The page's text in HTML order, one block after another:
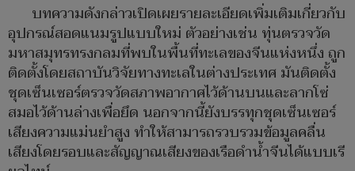
บทความดังกล่าวเปิดเผยรายละเอียดเพิ่มเติมเกี่ยวกับ
อุปกรณ์สอดแนมรูปแบบใหม่ ตัวอย่างเช่น ทุ่นตรวจวัด
มหาสมุทรทรงกลมที่พบในพื้นที่ทะเลของจีนแห่งหนึ่ง ถูก
ติดตั้งโดยสถาบันวิจัยทางทะเลในต่างประเทศ มันติดตั้ง
ชุดเซ็นเซอร์ตรวจวัดสภาพอากาศไว้ด้านบนและลากโซ่
สมอไว้ด้านล่างเพื่อยึด นอกจากนี้ยังบรรทุกชุดเซ็นเซอร์
เสียงความแม่นยำสูง ทำให้สามารถรวบรวมข้อมูลคลื่น
เสียงโดยรอบและสัญญาณเสียงของเรือดำน้ำจีนได้แบบเรี